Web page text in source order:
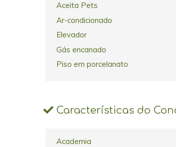
Aceita Pets
Ar-condicionado
Elevador
Gás encanado
Piso em porcelanato
Características do
Academia